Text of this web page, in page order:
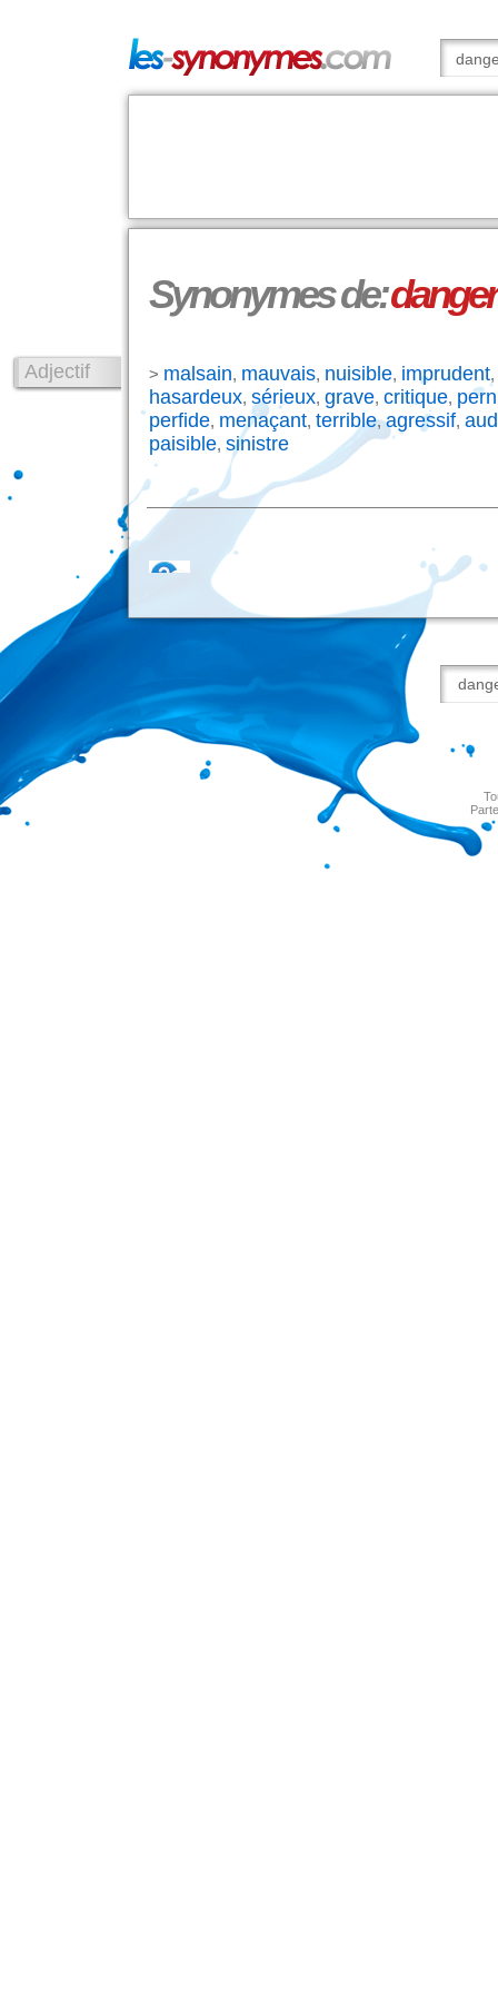
Synonymes de:
Adjectif > malsain, mauvais, nuisible, imprudent,
hasardeux, sérieux, grave, critique,
perfide, menaçant, terrible,agressif,
paisible, sinistre